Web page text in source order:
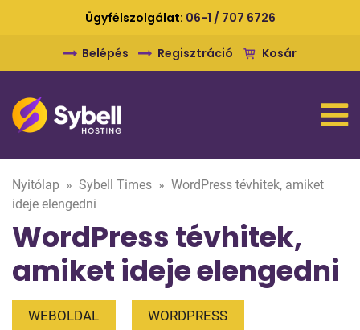
Ügyfélszolgálat: 06-1 / 707 6726
Belépés Regisztráció Kosár
Nyitólap » Sybell Times » WordPress tévhitek, amiket
ideje elengedni
WordPress tévhitek,
amiket ideje elengedni
WEBOLDAL WORDPRESS